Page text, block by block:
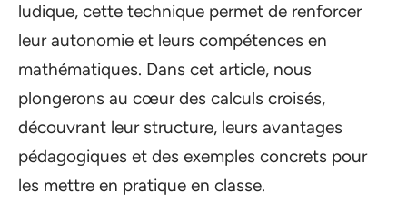
ludique, cette technique permet de renforcer
leur autonomie et leurs compétences en
mathématiques. Dans cet article, nous
plongerons au cœur des calculs croisés,
découvrant leur structure, leurs avantages
pédagogiques et des exemples concrets pour
les mettre en pratique en classe.